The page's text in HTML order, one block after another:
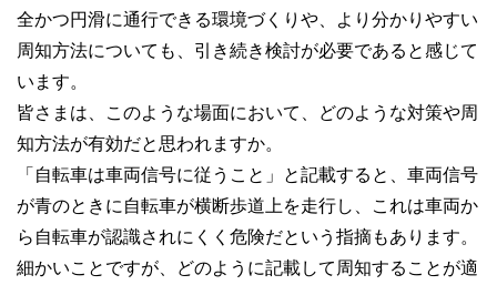
全かつ円滑に通行できる環境づくりや、より分かりやすい
周知方法についても、引き続き検討が必要であると感じて
います。
皆さまは、このような場面において、どのような対策や周
知方法が有効だと思われますか。
「自転車は車両信号に従うこと」と記載すると、車両信号
が青のときに自転車が横断歩道上を走行し、これは車両か
ら自転車が認識されにくく危険だという指摘もあります。
細かいことですが、どのように記載して周知することが適